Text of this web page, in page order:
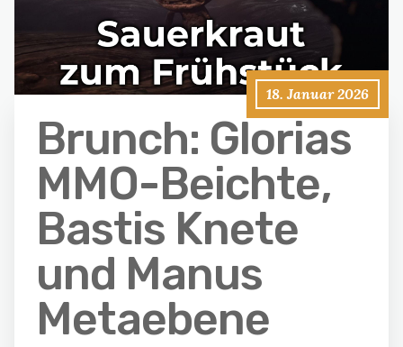
18. Januar 2026
Brunch: Glorias
MMO-Beichte,
Bastis Knete
und Manus
Metaebene